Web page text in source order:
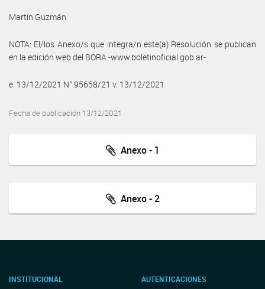
Martín Guzmán
NOTA: El/los Anexo/s que integra/n este(a) Resolución se publican
en la edición web del BORA -www.boletinoficial.gob.ar-
e. 13/12/2021 N° 95658/21 v. 13/12/2021
Fecha de publicación 13/12/2021
Anexo - 1
Anexo - 2
INSTITUCIONAL AUTENTICACIONES